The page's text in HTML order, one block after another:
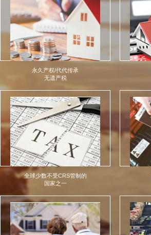
永久产权/代代传承
无遗产税
全球少数不受CRS管制的
国家之一